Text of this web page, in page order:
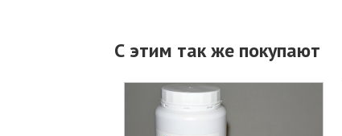
С этим так же покупают